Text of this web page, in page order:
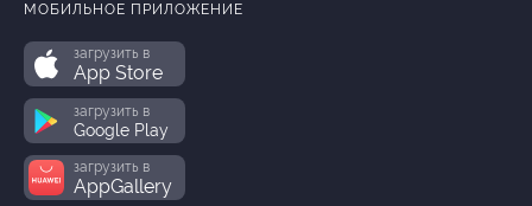
МОБИЛЬНОЕ ПРИЛОЖЕНИЕ
загрузить в
App Store
загрузить в
Google Play
загрузить в
AppGallery